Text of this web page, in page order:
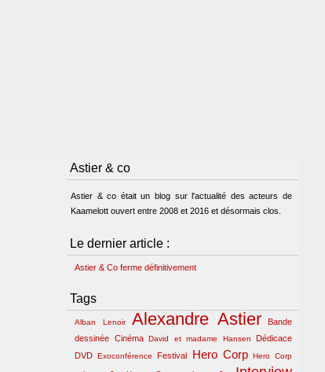
Astier & co
Astier & co était un blog sur l'actualité des acteurs de
Kaamelott ouvert entre 2008 et 2016 et désormais clos.
Le dernier article :
Astier & Co ferme définitivement
Tags
Alban Lenoir Alexandre Astier
Bande
dessinée Cinéma David et madame Hansen
Dédicace
DVD Exoconférence Festival Hero Corp Hero Corp